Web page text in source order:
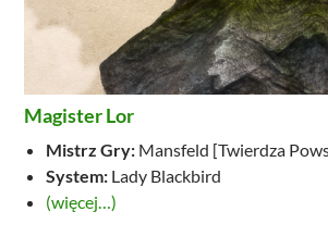
Magister Lor
Mistrz Gry: Mansfeld [Twierdza
System: Lady Blackbird
(więcej…)